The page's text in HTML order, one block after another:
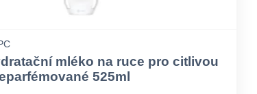
mléko na ruce pro citlivou
525ml